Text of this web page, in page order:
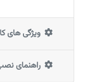
ویژگی های
راهنمای